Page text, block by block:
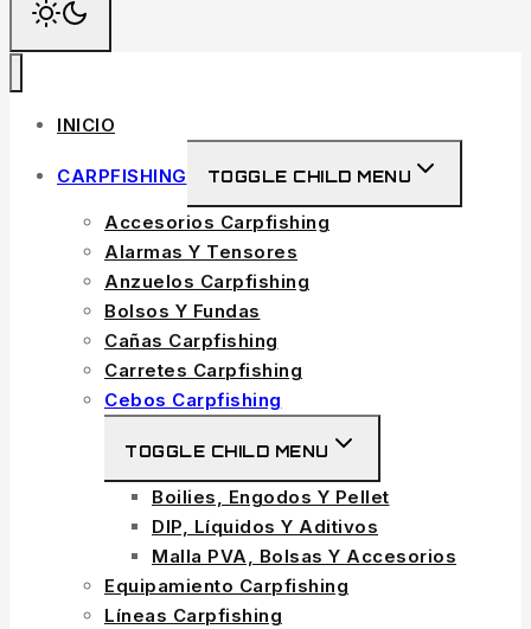
INICIO
CARPFISHING TOGGLE CHILD MENU
Accesorios Carpfishing
Alarmas Y Tensores
Anzuelos Carpfishing
Bolsos Y Fundas
Cañas Carpfishing
Carretes Carpfishing
Cebos Carpfishing
TOGGLE CHILD MENU
Boilies, Engodos Y Pellet
DIP, Líquidos Y Aditivos
Malla PVA, Bolsas Y Accesorios
Equipamiento Carpfishing
Líneas Carpfishing